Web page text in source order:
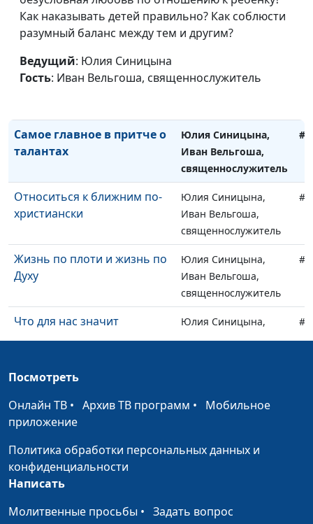
Как наказывать детей правильно? Как соблюсти
разумный баланс между тем и другим?
Ведущий: Юлия Синицына
Гость: Иван Вельгоша, священнослужитель
Какой была
Юлия Синицына,
Иван Вельгоша,
Самое главное в притче о
талантах
Юлия Синицына,
Иван Вельгоша,
священнослужитель
Относиться к ближним по-
христиански
Юлия Синицына,
Иван Вельгоша,
священнослужитель
Жизнь по плоти и жизнь по
Духу
Юлия Синицына,
Иван Вельгоша,
священнослужитель
Что для нас значит
Воскресение Христово
Юлия Синицына,
Иван Вельгоша,
«Один берется, другой
оставляется»
Иван Вельгоша,
Род избранный,
царственное священство
Юлия Синицына,
«В последние времена
Юлия Синицына,
Посмотреть
Онлайн ТВ • Архив ТВ программ • Мобильное
приложение
Политика обработки персональных данных и
конфиденциальности
Написать
Молитвенные просьбы • Задать вопрос